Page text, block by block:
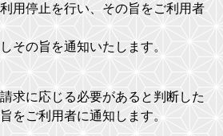
用停止を行い、その旨をご利用者
その旨を通知いたします。
求に応じる必要があると判断した
をご利用者に通知します。